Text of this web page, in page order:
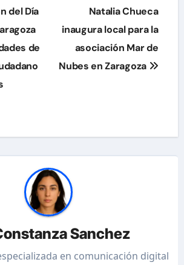
del Día
de
Natalia Chueca
inaugura local para la
asociación Mar de
Nubes en Zaragoza
Sanchez
en comunicación digital